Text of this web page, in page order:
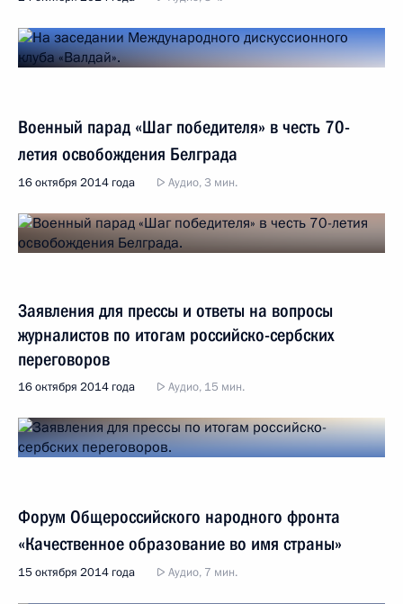
Военный парад «Шаг победителя» в честь 70-
летия освобождения Белграда
16 октября 2014 года Аудио, 3 мин.
Заявления для прессы и ответы на вопросы
журналистов по итогам российско-сербских
переговоров
16 октября 2014 года Аудио, 15 мин.
Форум Общероссийского народного фронта
«Качественное образование во имя страны»
15 октября 2014 года Аудио, 7 мин.